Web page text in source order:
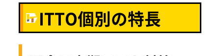
ITTO個別の特長